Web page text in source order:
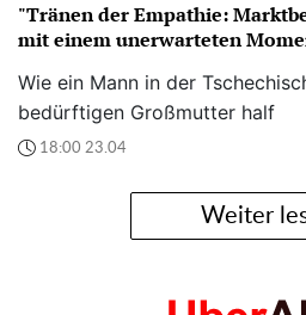
"Tränen der Empathie:
mit einem unerwarteten
Wie ein Mann in der
bedürftigen Großmutter half
18:00 23.04
Weiter